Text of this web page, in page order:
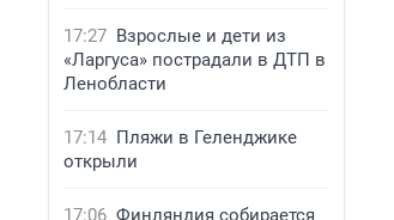
17:27 Взрослые и дети из
«Ларгуса» пострадали в ДТП в
Ленобласти
17:14 Пляжи в Геленджике
открыли
17:06 Финляндия собирается